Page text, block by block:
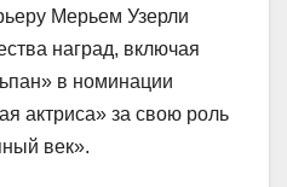
Мерьем Узерли
наград, включая
в номинации
актриса» за свою роль
век».